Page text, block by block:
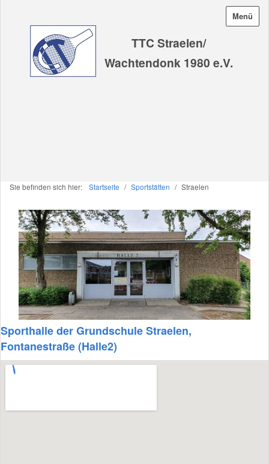
Menü
TTC Straelen/
Wachtendonk 1980 e.V.
Sie befinden sich hier: Startseite / Sportstätten / Straelen
Sporthalle der Grundschule Straelen,
Fontanestraße (Halle2)